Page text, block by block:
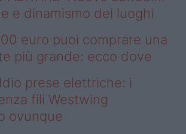
e dinamismo dei luoghi
euro puoi comprare una
più grande: ecco dove
prese elettriche: i
fili Westwing
ovunque